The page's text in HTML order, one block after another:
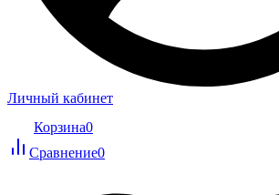
Личный кабинет
Корзина0
Сравнение0